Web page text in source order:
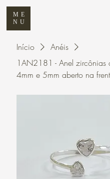
ME
NU
Início
Anéis
1AN2181 - Anel zircônias
4mm e 5mm aberto na